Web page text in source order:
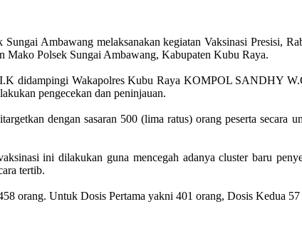
Ambawang melaksanakan kegiatan Vaksinasi Presisi,
Mako Polsek Sungai Ambawang, Kabupaten Kubu Raya.
didampingi Wakapolres Kubu Raya KOMPOL SANDHY
pengecekan dan peninjauan.
dengan sasaran 500 (lima ratus) orang peserta secara
ini dilakukan guna mencegah adanya cluster baru
tertib.
orang. Untuk Dosis Pertama yakni 401 orang, Dosis Kedua